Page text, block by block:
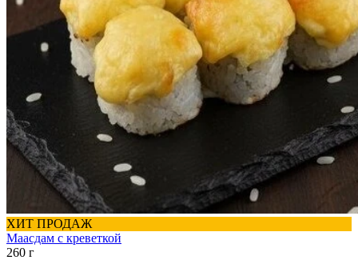
ХИТ ПРОДАЖ
Маасдам с креветкой
260 г